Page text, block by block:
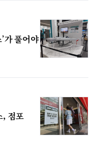
가 풀어야
, 점포